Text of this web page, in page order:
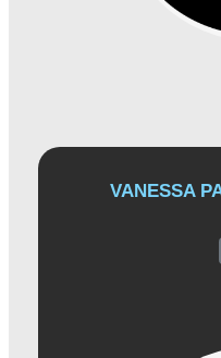
adequado às suas operações e
VANESSA
experiência em gestão